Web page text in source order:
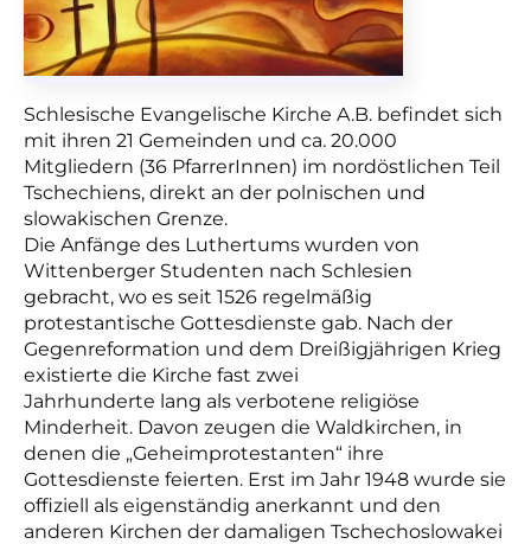
Schlesische Evangelische Kirche A.B. befindet sich
mit ihren 21 Gemeinden und ca. 20.000
Mitgliedern (36 PfarrerInnen) im nordöstlichen Teil
Tschechiens, direkt an der polnischen und
slowakischen Grenze.
Die Anfänge des Luthertums wurden von
Wittenberger Studenten nach Schlesien
gebracht, wo es seit 1526 regelmäßig
protestantische Gottesdienste gab. Nach der
Gegenreformation und dem Dreißigjährigen Krieg
existierte die Kirche fast zwei
Jahrhunderte lang als verbotene religiöse
Minderheit. Davon zeugen die Waldkirchen, in
denen die „Geheimprotestanten“ ihre
Gottesdienste feierten. Erst im Jahr 1948 wurde sie
offiziell als eigenständig anerkannt und den
anderen Kirchen der damaligen Tschechoslowakei